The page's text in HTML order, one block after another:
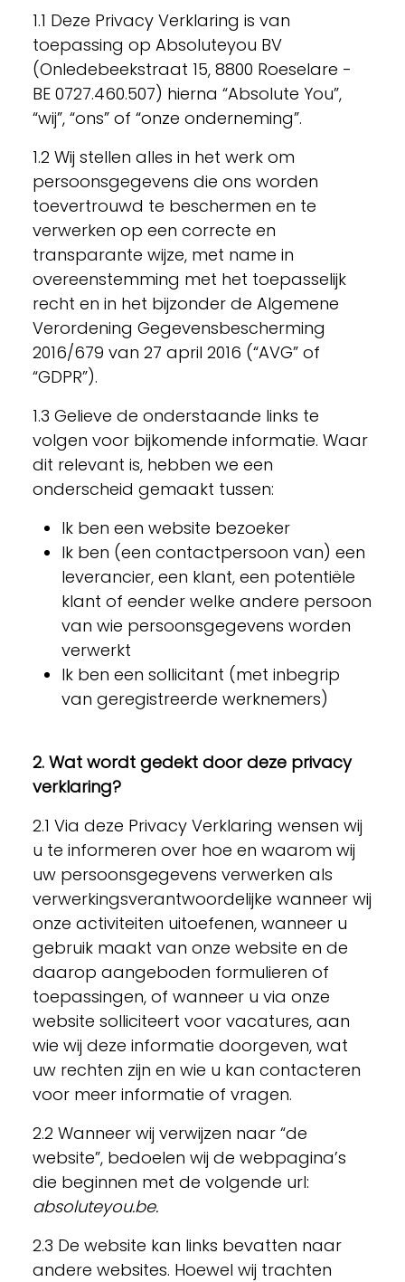
1.1 Deze Privacy Verklaring is van
toepassing op Absoluteyou BV
(Onledebeekstraat 15, 8800 Roeselare -
BE 0727.460.507) hierna “Absolute You”,
“wij”, “ons” of “onze onderneming”.
1.2 Wij stellen alles in het werk om
persoonsgegevens die ons worden
toevertrouwd te beschermen en te
verwerken op een correcte en
transparante wijze, met name in
overeenstemming met het toepasselijk
recht en in het bijzonder de Algemene
Verordening Gegevensbescherming
2016/679 van 27 april 2016 (“AVG” of
“GDPR”).
1.3 Gelieve de onderstaande links te
volgen voor bijkomende informatie. Waar
dit relevant is, hebben we een
onderscheid gemaakt tussen:
Ik ben een website bezoeker
Ik ben (een contactpersoon van) een
leverancier, een klant, een potentiële
klant of eender welke andere persoon
van wie persoonsgegevens worden
verwerkt
Ik ben een sollicitant (met inbegrip
van geregistreerde werknemers)
2. Wat wordt gedekt door deze privacy
verklaring?
2.1 Via deze Privacy Verklaring wensen wij
u te informeren over hoe en waarom wij
uw persoonsgegevens verwerken als
verwerkingsverantwoordelijke wanneer wij
onze activiteiten uitoefenen, wanneer u
gebruik maakt van onze website en de
daarop aangeboden formulieren of
toepassingen, of wanneer u via onze
website solliciteert voor vacatures, aan
wie wij deze informatie doorgeven, wat
uw rechten zijn en wie u kan contacteren
voor meer informatie of vragen.
2.2 Wanneer wij verwijzen naar “de
website”, bedoelen wij de webpagina’s
die beginnen met de volgende url:
absoluteyou.be.
2.3 De website kan links bevatten naar
andere websites. Hoewel wij trachten